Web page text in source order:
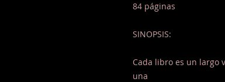
84 páginas
SINOPSIS:
Cada libro es un largo
una